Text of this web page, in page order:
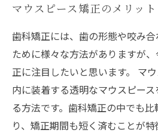
マウスピース矯正のメリット
歯科矯正には、歯の形態や咬み
ために様々な方法がありますが
正に注目したいと思います。 マ
内に装着する透明なマウスピー
る方法です。歯科矯正の中でも
り、矯正期間も短く済むことが